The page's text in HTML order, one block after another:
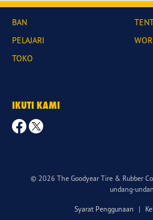
BAN
PELAJARI
TOKO
IKUTI KAMI
© 2026 The Goodyear Tire & Rubber
undang-
Syarat Penggunaan |